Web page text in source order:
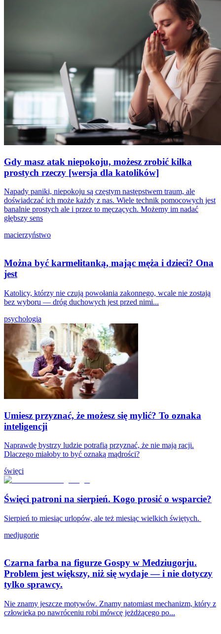
Gdy masz atak niepokoju, możesz zrobić kilka
prostych rzeczy [wersja dla katolików]
Napady paniki, niepokoju są częstym następstwem traum, ale
doświadczać ich może każdy z nas. Wiele technik pomocowych jest
banalnie prostych ale i przez to męczących. Możemy im nadać
głębszy sens
macierzyństwo
Można być karmelitanką, mając męża i dzieci? Ona
jest
Katolicy, którzy nie czują powołania zakonnego, wcale nie zostają
bez wyboru — dróg duchowych jest przed nimi...
psychologia
Umiesz przyznać, że możesz się mylić? To oznaka
inteligencji
Naprawdę bystrzy ludzie potrafią przyznać, że nie mają racji.
Dlaczego miałoby to być oznaką mądrości?
święci
Święci patroni na sierpień. Kogo prosić o wsparcie?
Sierpień to miesiąc urlopów, ale też miesiąc wielkich świętych.
medjugorie
Czarna farba na figurze Gospy w Medziugorju.
Problem jest większy, niż się wydaje — i nie dotyczy
tylko sprawcy.
Nie znamy jeszcze motywów. Znamy natomiast mechanizm, który z
człowieka po nawróceniu robi mówcę jeżdżącego po...